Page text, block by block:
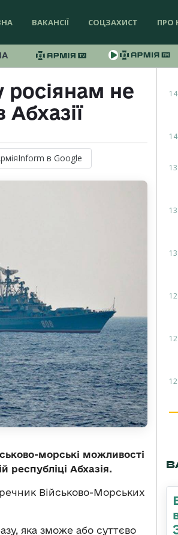
ВАКАНСІЇ СОЦЗАХИСТ ПРО
не
в Google
морські можливості
республіці Абхазія.
речник Військово-Морських
яка зможе або суттєво